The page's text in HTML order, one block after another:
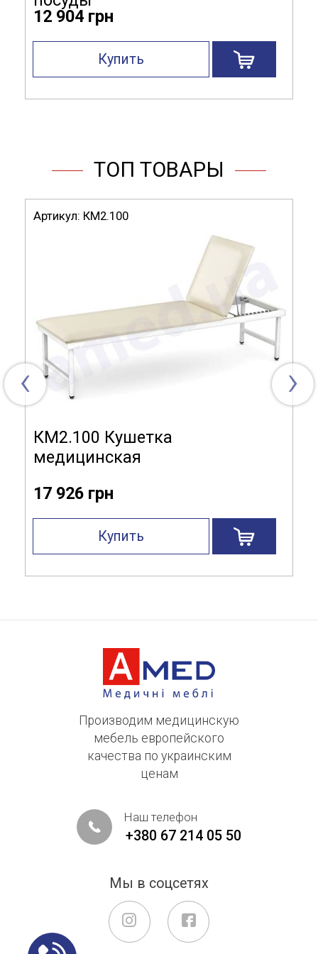
12 904 грн
Купить
ТОП ТОВАРЫ
‹
Артикул: КМ2.100
КМ2.100 Кушетка
медицинская
17 926 грн
Купить
›
Производим медицинскую
мебель европейского
качества по украинским
ценам
Наш телефон
+380 67 214 05 50
Мы в соцсетях